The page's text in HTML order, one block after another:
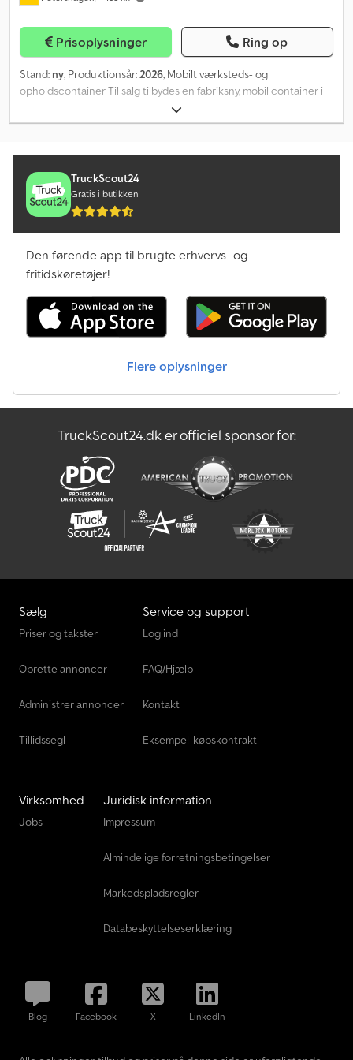
Levering i hele Tyskland Registrering i hele Tyskland
Eksportnummerplade (gyldig i 5 dage) Bemærk Vægtangivelser
ændringer! Stand, køreevne: Køreklar, garanti: Fabriksgaranti fra
producenten.
Prisoplysninger Ring op
Stand: ny, Produktionsår:2026, Mobilt værksteds- og
opholdscontainer Til salg tilbydes en fabriksny, mobil container i
iøjnefaldende rød, perfekt egnet som værksted, lager eller
opholdsrum på byggepladser. Csdpfxjw Itl Ij Afdsrf For yderligere
TruckScout24
Gratis i butikken
Den førende app til brugte erhvervs- og
fritidskøretøjer!
Flere oplysninger
TruckScout24.dk er officiel sponsor for:
Sælg
Priser og takster
Oprette annoncer
Administrer annoncer
Tillidssegl
Service og support
Log ind
FAQ/Hjælp
Kontakt
Eksempel-købskontrakt
Virksomhed
Jobs
Juridisk information
Impressum
Almindelige forretningsbetingelser
Markedspladsregler
Databeskyttelseserklæring
Blog Facebook X LinkedIn